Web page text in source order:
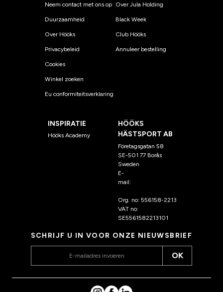
Neem contact met ons op
Duurzaamheid
Over Hööks
Privacybeleid
Cookies
Winkel zoeken
Eu conformiteitsverklaring
Over Jula Holding
Black Week
Club Hööks
Annuleer bestelling
INSPIRATIE
Hööks Academy
HÖÖKS
HÄSTSPORT AB
Företagsgatan 58
SE-501 77 Borås
Sweden
E-
mail:
Org. no: 556158-2213
VAT no:
SE5561582213101
SCHRIJF U IN VOOR ONZE NIEUWSBRIEF
OK